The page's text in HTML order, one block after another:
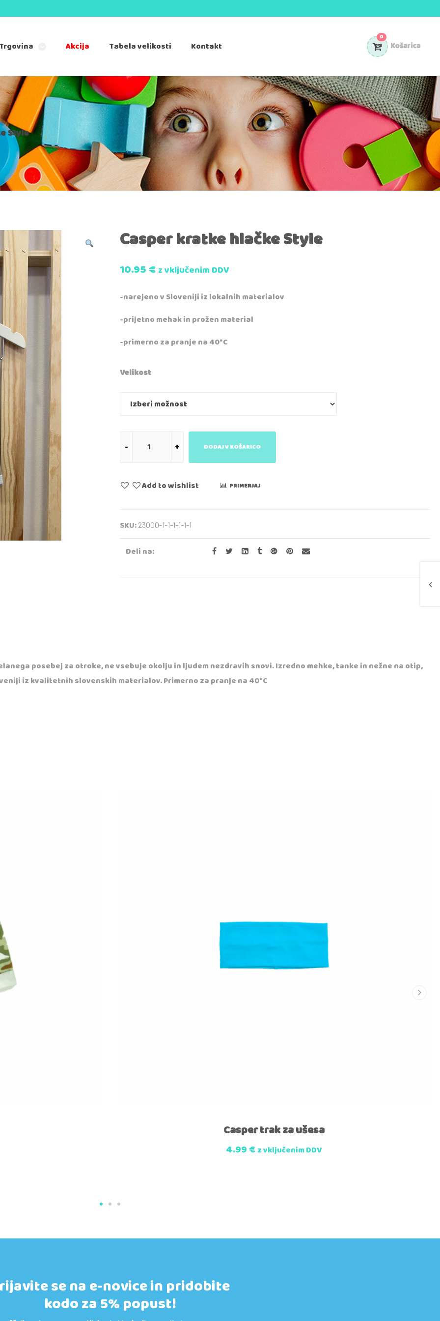
Akcija Tabela velikosti Kontakt Košarica
0
Style
Casper kratke hlačke Style
10.95€z vključenim DDV
-narejeno v Sloveniji iz lokalnih materialov
-prijetno mehak in prožen material
-primerno za pranje na 40*C
Velikost
DODAJ V KOŠARICO
Add to wishlist PRIMERJAJ
SKU: 23000-1-1-1-1-1-1
Deli na:
posebej za otroke, ne vsebuje okolju in ljudem nezdravih snovi. Izredno mehke, tanke in nežne na otip,
iz kvalitetnih slovenskih materialov. Primerno za pranje na 40*C
Casper trak za ušesa
4.99€ z vključenim DDV
se na e-novice in pridobite
kodo za 5% popust!